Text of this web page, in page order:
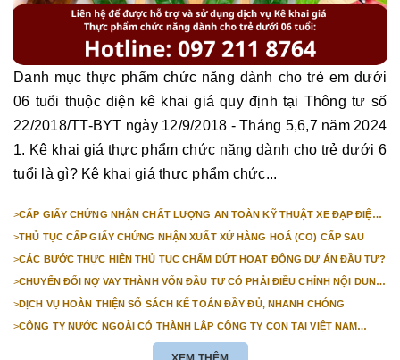
Danh mục thực phẩm chức năng dành cho trẻ em dưới
06 tuổi thuộc diện kê khai giá quy định tại Thông tư số
22/2018/TT-BYT ngày 12/9/2018 - Tháng 5,6,7 năm 2024
1. Kê khai giá thực phẩm chức năng dành cho trẻ dưới 6
tuổi là gì? Kê khai giá thực phẩm chức...
>CẤP GIẤY CHỨNG NHẬN CHẤT LƯỢNG AN TOÀN KỸ THUẬT XE ĐẠP ĐIỆN
>THỦ TỤC CẤP GIẤY CHỨNG NHẬN XUẤT XỨ HÀNG HOÁ (CO) CẤP SAU
>CÁC BƯỚC THỰC HIỆN THỦ TỤC CHẤM DỨT HOẠT ĐỘNG DỰ ÁN ĐẦU TƯ?
>CHUYỂN ĐỔI NỢ VAY THÀNH VỐN ĐẦU TƯ CÓ PHẢI ĐIỀU CHỈNH NỘI DUNG
>DỊCH VỤ HOÀN THIỆN SỔ SÁCH KẾ TOÁN ĐẦY ĐỦ, NHANH CHÓNG
>CÔNG TY NƯỚC NGOÀI CÓ THÀNH LẬP CÔNG TY CON TẠI VIỆT NAM